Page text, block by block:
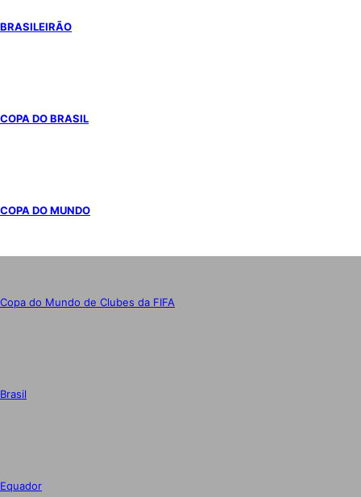
BRASILEIRÃO
COPA DO BRASIL
COPA DO MUNDO
Copa do Mundo de Clubes da FIFA
Brasil
Equador